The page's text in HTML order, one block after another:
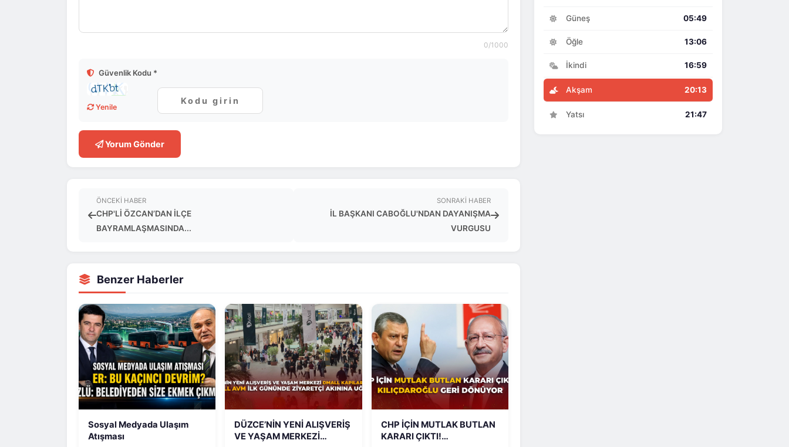
0/1000
Güvenlik Kodu *
Yenile
Yorum Gönder
ÖNCEKI HABER
CHP'Lİ ÖZCAN’DAN İLÇE
BAYRAMLAŞMASINDA...
SONRAKI HABER
İL BAŞKANI CABOĞLU'NDAN DAYANIŞMA
VURGUSU
Benzer Haberler
Sosyal Medyada Ulaşım
Atışması
DÜZCE’NİN YENİ ALIŞVERİŞ
VE YAŞAM MERKEZİ
CHP İÇİN MUTLAK BUTLAN
KARARI ÇIKTI!
Güneş 05:49
Öğle 13:06
İkindi 16:59
Akşam 20:13
Yatsı 21:47